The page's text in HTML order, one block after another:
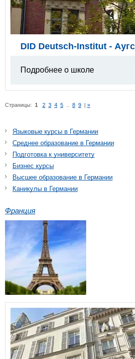
DID Deutsch-Institut -
Подробнее о школе
Страницы: 1 2 3 4 5 8 9 | »
Языковые курсы в Германии
Среднее образование в Германии
Подготовка к университету
Бизнес курсы
Высшее образование в Германии
Каникулы в Германии
Франция